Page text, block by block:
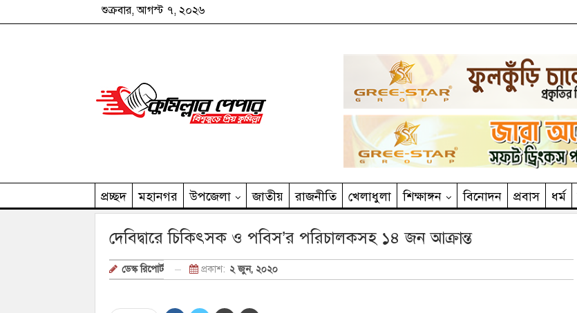
শুক্রবার, আগস্ট ৭, ২০২৬
প্রচ্ছদ মহানগর উপজেলা জাতীয় রাজনীতি খেলাধুলা শিক্ষাঙ্গন বিনোদন প্রবাস ধর্ম
দেবিদ্বারে চিকিৎসক ও পবিস’র পরিচালকসহ ১৪ জন আক্রান্ত
ডেস্ক রিপোর্ট প্রকাশ: ২ জুন, ২০২০